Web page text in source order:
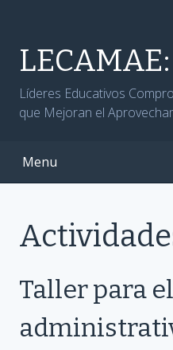
contentLECAMAE:
Líderes Educativos
que Mejoran el
Menu
Taller para